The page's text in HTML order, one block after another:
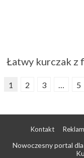
Łatwy kurczak z
1 2 3 5
Kontakt
Nowoczesny portal